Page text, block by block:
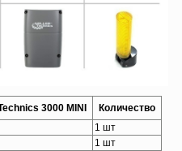
3000 MINI
Количество
1 шт
1 шт